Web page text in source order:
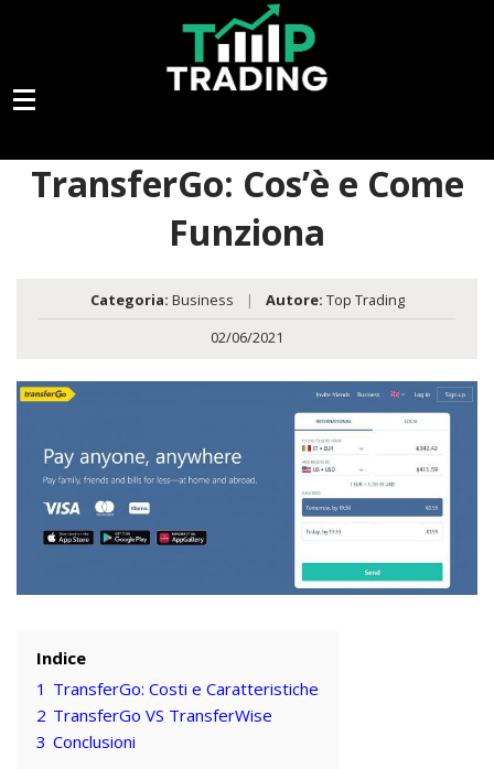
TransferGo: Cos’è e Come
Funziona
Categoria: Business | Autore: Top Trading
02/06/2021
Indice
1 TransferGo: Costi e Caratteristiche
2 TransferGo VS TransferWise
3 Conclusioni